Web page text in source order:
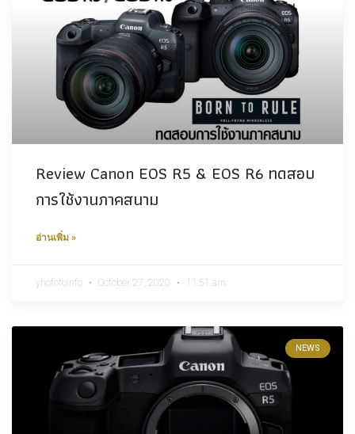
Review Canon EOS R5 & EOS R6 ทดสอบ
การใช้งานภาคสนาม
อ่านเพิ่ม »
yhofotoinfo October 27, 2020 11:51 am
NEWS